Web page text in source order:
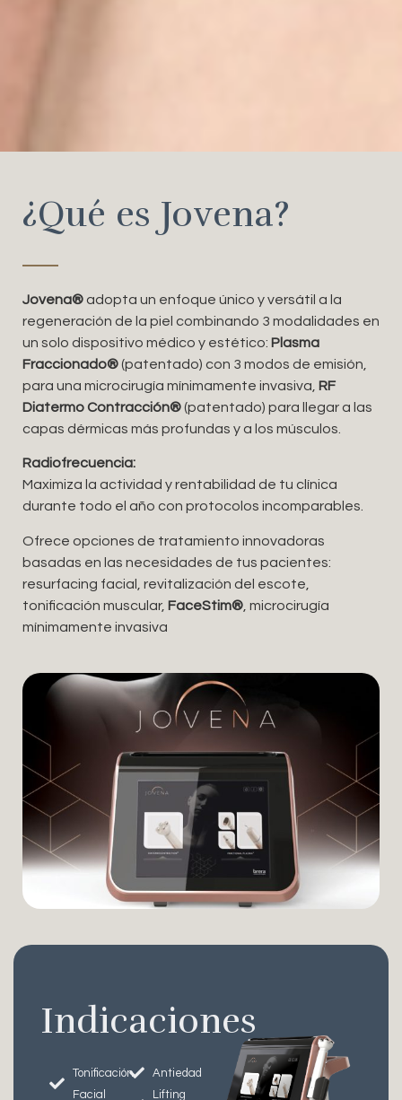
¿Qué es Jovena?
Jovena®adopta un enfoque único y versátil a la
regeneración de la piel combinando 3 modalidades en
un solo dispositivo médico y estético: Plasma
Fraccionado®(patentado) con 3 modos de emisión,
para una microcirugía mínimamente invasiva, RF
Diatermo Contracción®(patentado) para llegar a las
capas dérmicas más profundas y a los músculos.
Radiofrecuencia:
Maximiza la actividad y rentabilidad de tu clínica
durante todo el año con protocolos incomparables.
Ofrece opciones de tratamiento innovadoras
basadas en las necesidades de tus pacientes:
resurfacing facial, revitalización del escote,
tonificación muscular, FaceStim® , microcirugía
mínimamente invasiva
Indicaciones
Tonificación
Facial
Antiedad
Lifting